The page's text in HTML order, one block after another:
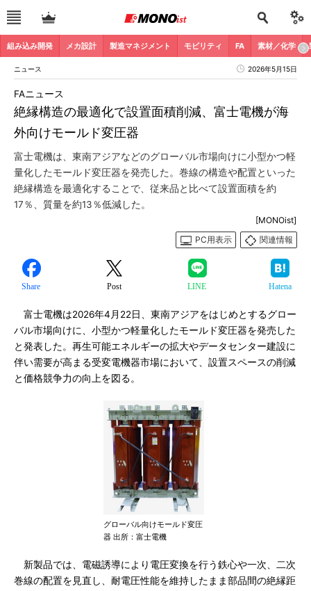
組み込み開発 メカ設計 製造マネジメント モビリティ FA 素材／化学
ニュース 2026年5月15日
絶縁構造の最適化で設置面積削減、富士電機が海
外向けモールド変圧器
FAニュース
富士電機は、東南アジアなどのグローバル市場向けに小型かつ軽
量化したモールド変圧器を発売した。巻線の構造や配置といった
絶縁構造を最適化することで、従来品と比べて設置面積を約
17％、質量を約13％低減した。
[MONOist]
PC用表示
関連情報
Share Post LINE Hatena
富士電機は2026年4月22日、東南アジアをはじめとするグロー
バル市場向けに、小型かつ軽量化したモールド変圧器を発売した
と発表した。再生可能エネルギーの拡大やデータセンター建設に
伴い需要が高まる受変電機器市場において、設置スペースの削減
と価格競争力の向上を図る。
グローバル向けモールド変圧
器 出所：富士電機
新製品では、電磁誘導により電圧変換を行う鉄心や一次、二次
巻線の配置を見直し、耐電圧性能を維持したまま部品間の絶縁距